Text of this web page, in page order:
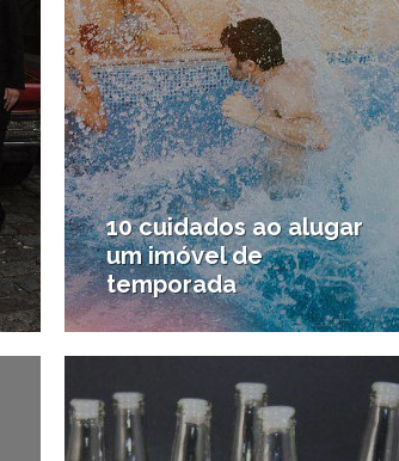
10 cuidados ao alugar
um imóvel de
temporada
11/02/2015